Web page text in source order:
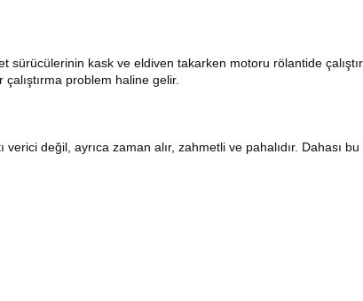
kask ve eldiven takarken motoru rölantide
problem haline gelir.
değil, ayrıca zaman alır, zahmetli ve pahalıdır. Dahası